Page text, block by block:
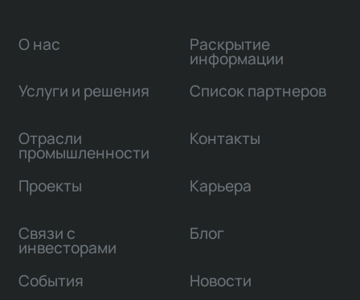
О нас
Услуги и решения
Отрасли
промышленности
Проекты
Связи с
инвесторами
Раскрытие
информации
Список партнеров
Контакты
Карьера
Блог
События Новости